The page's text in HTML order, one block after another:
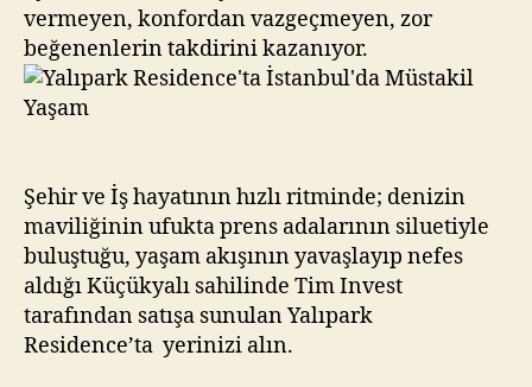
vermeyen, konfordan vazgeçmeyen, zor
beğenenlerin takdirini kazanıyor.
Şehir ve İş hayatının hızlı ritminde; denizin
maviliğinin ufukta prens adalarının siluetiyle
buluştuğu, yaşam akışının yavaşlayıp nefes
aldığı Küçükyalı sahilinde Tim Invest
tarafından satışa sunulan Yalıpark
Residence’ta yerinizi alın.